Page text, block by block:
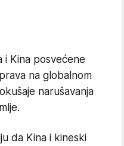
i Kina posvećene
na globalnom
narušavanja
da Kina i kineski